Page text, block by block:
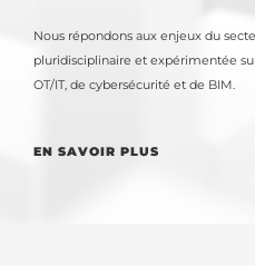
Nous répondons aux enjeux du
pluridisciplinaire et expérimentée
OT/IT, de cybersécurité et de BIM.
EN SAVOIR PLUS